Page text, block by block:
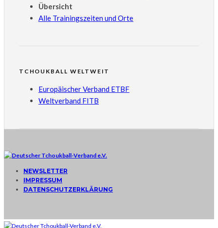
Übersicht
Alle Trainingszeiten und Orte
TCHOUKBALL WELTWEIT
Europäischer Verband ETBF
Weltverband FITB
NEWSLETTER
IMPRESSUM
DATENSCHUTZERKLÄRUNG